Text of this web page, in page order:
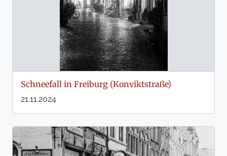
Schneefall in Freiburg (Konviktstraße)
21.11.2024